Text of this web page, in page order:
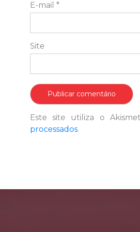
E-mail *
Site
Este site utiliza o
processados.